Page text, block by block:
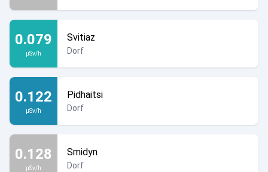
0.079
µSv/h
Svitiaz
Dorf
0.122
µSv/h
Pidhaitsi
Dorf
0.128
µSv/h
Smidyn
Dorf